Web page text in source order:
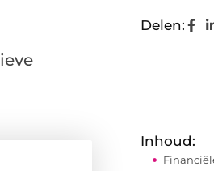
Delen:
Inhoud: